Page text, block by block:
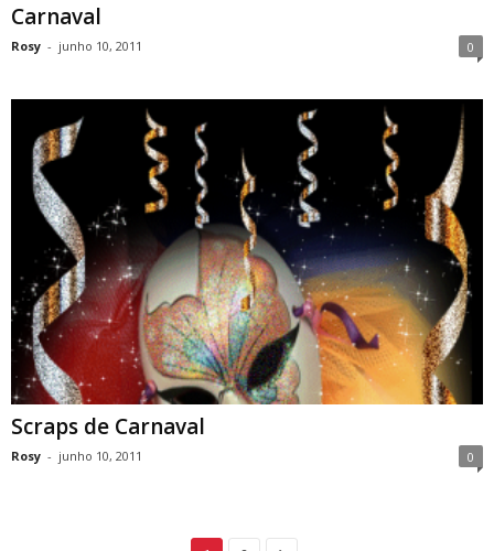
Carnaval
Rosy - junho 10, 2011 0
Scraps de Carnaval
Rosy - junho 10, 2011 0